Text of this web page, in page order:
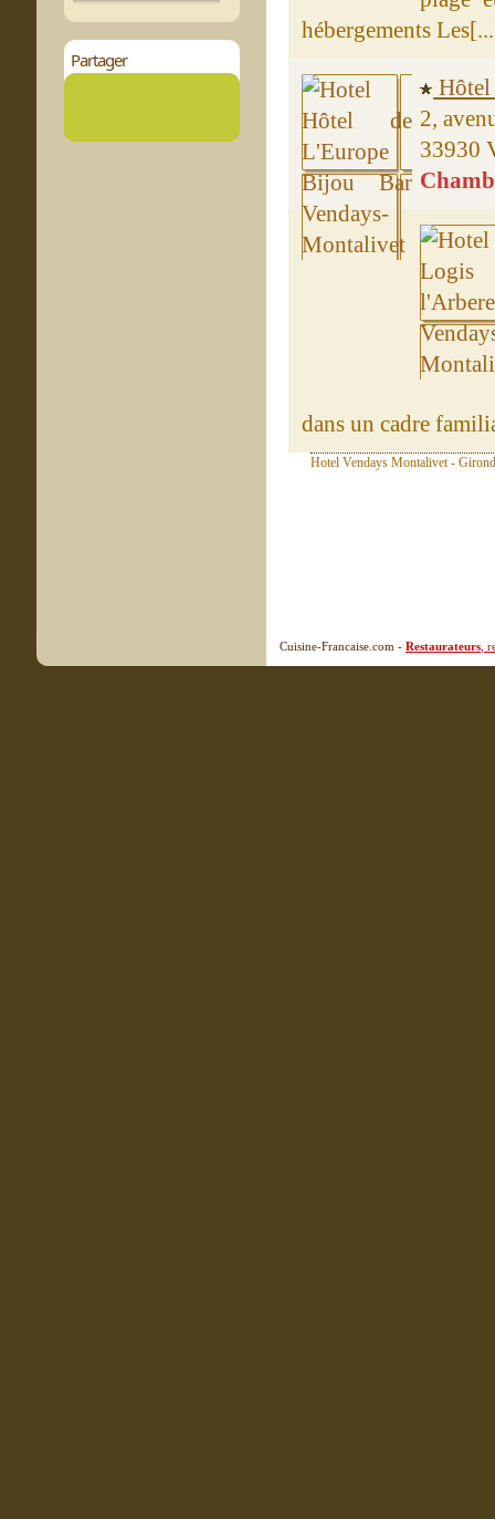
Partager
hébergements
2,
33930
dans un cadre
Hotel Vendays Montalivet -
Cuisine-Francaise.com - Restaurateurs ,